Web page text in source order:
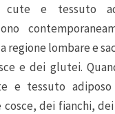
cute e tessuto
regione lombare e
e dei glutei.
e tessuto
dei fianchi,